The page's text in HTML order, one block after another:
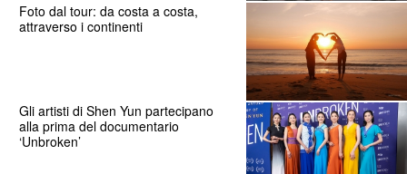
Foto dal tour: da costa a costa,
attraverso i continenti
Gli artisti di Shen Yun partecipano
alla prima del documentario
‘Unbroken’